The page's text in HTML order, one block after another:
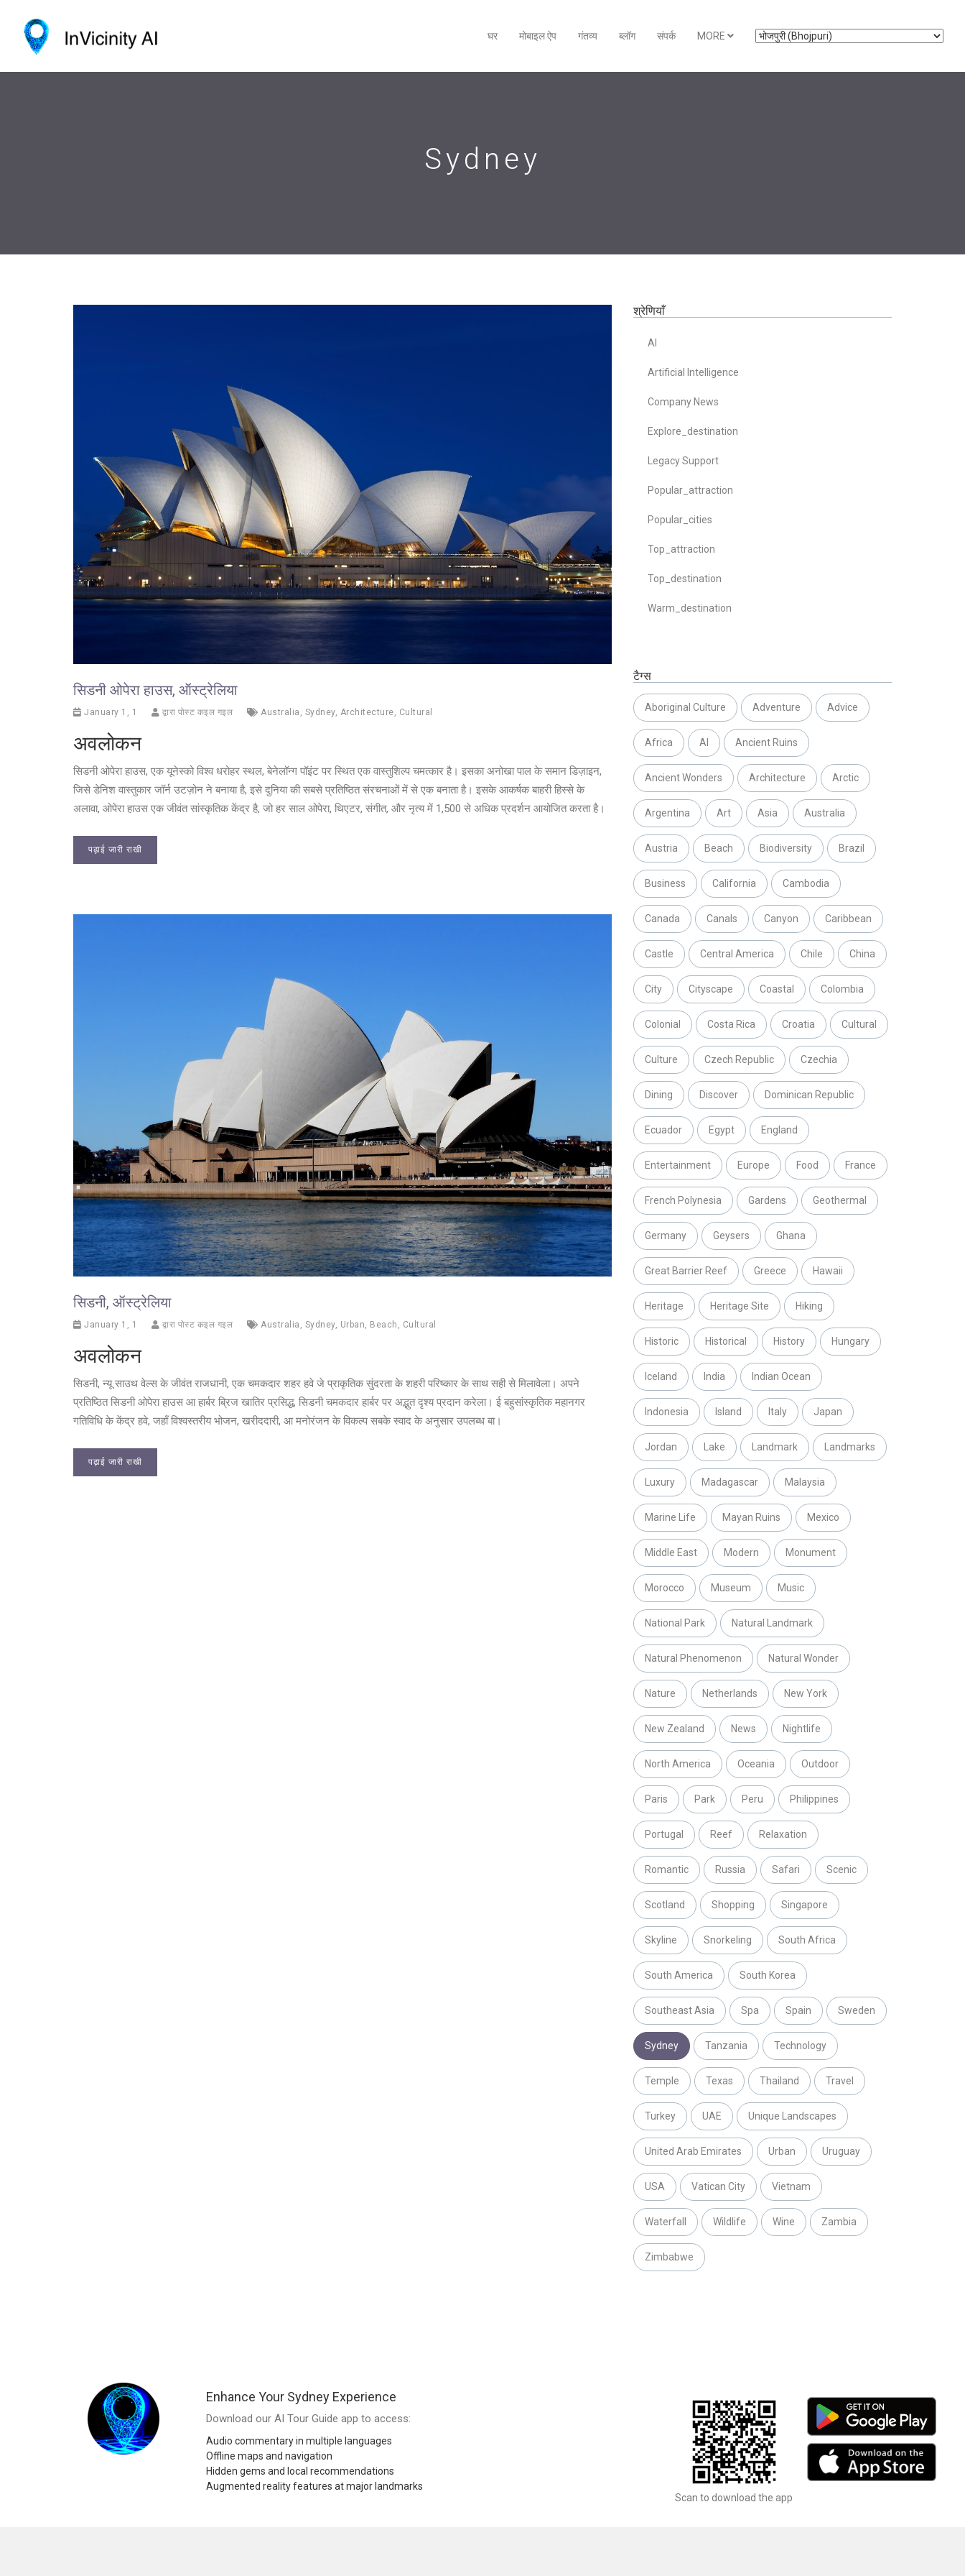
घर मोबाइल ऐप गंतव्य ब्लॉग संपर्क MORE
Sydney
सिडनी ओपेरा हाउस, ऑस्ट्रेलिया
January 1, 1 द्वारा पोस्ट कइल गइल Australia , Sydney, Architecture, Cultural
अवलोकन
सिडनी ओपेरा हाउस, एक यूनेस्को विश्व धरोहर स्थल, बेनेलॉन्ग पॉइंट पर स्थित एक वास्तुशिल्प चमत्कार है। इसका अनोखा पाल के समान डिज़ाइन,
जिसे डेनिश वास्तुकार जॉर्न उटज़ोन ने बनाया है, इसे दुनिया की सबसे प्रतिष्ठित संरचनाओं में से एक बनाता है। इसके आकर्षक बाहरी हिस्से के
अलावा, ओपेरा हाउस एक जीवंत सांस्कृतिक केंद्र है, जो हर साल ओपेरा, थिएटर, संगीत, और नृत्य में 1,500 से अधिक प्रदर्शन आयोजित करता है।
पढ़ाई जारी राखी
सिडनी, ऑस्ट्रेलिया
January 1, 1 द्वारा पोस्ट कइल गइल Australia , Sydney, Urban, Beach , Cultural
अवलोकन
सिडनी, न्यू साउथ वेल्स के जीवंत राजधानी, एक चमकदार शहर हवे जे प्राकृतिक सुंदरता के शहरी परिष्कार के साथ सही से मिलावेला। अपने
प्रतिष्ठित सिडनी ओपेरा हाउस आ हार्बर ब्रिज खातिर प्रसिद्ध, सिडनी चमकदार हार्बर पर अद्भुत दृश्य प्रदान करेला। ई बहुसांस्कृतिक महानगर
गतिविधि के केंद्र हवे, जहाँ विश्वस्तरीय भोजन, खरीददारी, आ मनोरंजन के विकल्प सबके स्वाद के अनुसार उपलब्ध बा।
पढ़ाई जारी राखी
श्रेणियाँ
AI
Artificial Intelligence
Company News
Explore_destination
Legacy Support
Popular_attraction
Popular_cities
Top_attraction
Top_destination
Warm_destination
टैग्स
Aboriginal Culture Adventure Advice
Africa AI Ancient Ruins
Ancient Wonders Architecture Arctic
Argentina Art Asia Australia
Austria Beach Biodiversity Brazil
Business California Cambodia
Canada Canals Canyon Caribbean
Castle Central America Chile China
City Cityscape Coastal Colombia
Colonial Costa Rica Croatia Cultural
Culture Czech Republic Czechia
Dining Discover Dominican Republic
Ecuador Egypt England
Entertainment Europe Food France
French Polynesia Gardens Geothermal
Germany Geysers Ghana
Great Barrier Reef Greece Hawaii
Heritage Heritage Site Hiking
Historic Historical History Hungary
Iceland India Indian Ocean
Indonesia Island Italy Japan
Jordan Lake Landmark Landmarks
Luxury Madagascar Malaysia
Marine Life Mayan Ruins Mexico
Middle East Modern Monument
Morocco Museum Music
National Park Natural Landmark
Natural Phenomenon Natural Wonder
Nature Netherlands New York
New Zealand News Nightlife
North America Oceania Outdoor
Paris Park Peru Philippines
Portugal Reef Relaxation
Romantic Russia Safari Scenic
Scotland Shopping Singapore
Skyline Snorkeling South Africa
South America South Korea
Southeast Asia Spa Spain Sweden
Sydney Tanzania Technology
Temple Texas Thailand Travel
Turkey UAE Unique Landscapes
United Arab Emirates Urban Uruguay
USA Vatican City Vietnam
Waterfall Wildlife Wine Zambia
Zimbabwe
Enhance Your Sydney Experience
Download our AI Tour Guide app to access:
Audio commentary in multiple languages
Offline maps and navigation
Hidden gems and local recommendations
Augmented reality features at major landmarks
Scan to download the app